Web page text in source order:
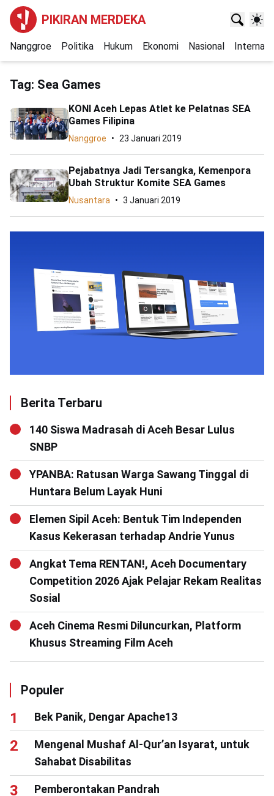
PIKIRAN MERDEKA
Nanggroe Politika Hukum Ekonomi Nasional
Tag: Sea Games
KONI Aceh Lepas Atlet ke Pelatnas SEA
Games Filipina
Nanggroe 23 Januari 2019
Pejabatnya Jadi Tersangka, Kemenpora
Ubah Struktur Komite SEA Games
Nusantara 3 Januari 2019
Berita Terbaru
140 Siswa Madrasah di Aceh Besar Lulus
SNBP
YPANBA: Ratusan Warga Sawang Tinggal di
Huntara Belum Layak Huni
Elemen Sipil Aceh: Bentuk Tim Independen
Kasus Kekerasan terhadap Andrie Yunus
Angkat Tema RENTAN!, Aceh Documentary
Competition 2026 Ajak Pelajar Rekam Realitas
Sosial
Aceh Cinema Resmi Diluncurkan, Platform
Khusus Streaming Film Aceh
Populer
Bek Panik, Dengar Apache13
Mengenal Mushaf Al-Qur’an Isyarat, untuk
Sahabat Disabilitas
Pemberontakan Pandrah